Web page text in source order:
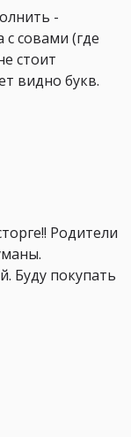
-
совами (где
стоит
видно букв.
Родители
Буду покупать